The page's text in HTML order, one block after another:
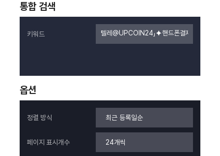
통합 검색
키워드
옵션
정렬 방식
페이지 표시개수